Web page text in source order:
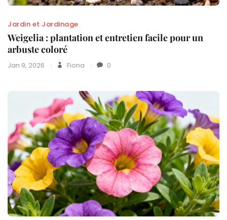
Jardin et Jardinage
Weigelia : plantation et entretien facile pour un
arbuste coloré
Jan 9, 2026 Fiona 0